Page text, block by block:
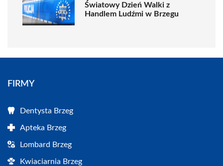
Światowy Dzień Walki z
Handlem Ludźmi w Brzegu
FIRMY
Dentysta Brzeg
Apteka Brzeg
Lombard Brzeg
Kwiaciarnia Brzeg